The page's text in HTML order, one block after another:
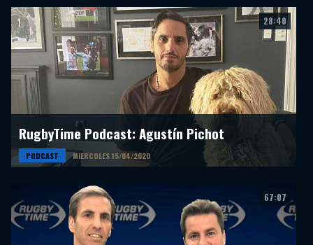
28:40
RugbyTime Podcast: Agustín Pichot
PODCAST MIERCOLES 15/04/2020
67:07